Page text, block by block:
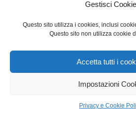
Gestisci Cookie
Questo sito utilizza i cookies, inclusi
Questo sito non utilizza cookie
Accetta tutti i
Impostazioni
Privacy e Cookie
accessibilità-